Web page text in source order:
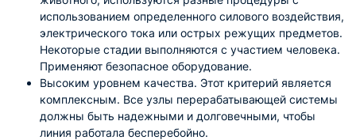
использованием определенного силового воздействия,
электрического тока или острых режущих предметов.
Некоторые стадии выполняются с участием человека.
Применяют безопасное оборудование.
Высоким уровнем качества. Этот критерий является
комплексным. Все узлы перерабатывающей системы
должны быть надежными и долговечными, чтобы
линия работала бесперебойно.